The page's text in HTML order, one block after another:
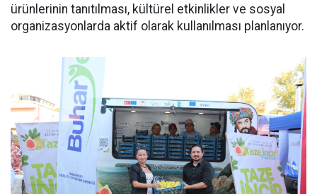
ürünlerinin tanıtılması, kültürel etkinlikler ve sosyal
organizasyonlarda aktif olarak kullanılması planlanıyor.